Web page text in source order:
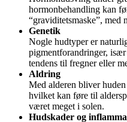
hormonbehandling kan
“graviditetsmaske”, med
Genetik
Nogle hudtyper er
pigmentforandringer,
tendens til fregner eller
Aldring
Med alderen bliver
hvilket kan føre til
været meget i solen.
Hudskader og